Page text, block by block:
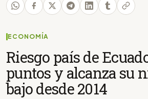
ECONOMÍA
Riesgo país de
puntos y alcanza su
bajo desde 2014